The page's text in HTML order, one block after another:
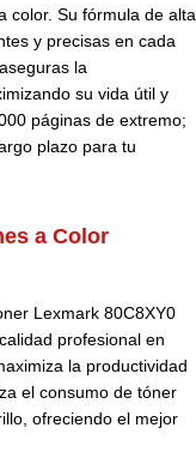
color. Su fórmula de alta
y precisas en cada
la
su vida útil y
páginas de extremo;
plazo para tu
a Color
Lexmark 80C8XY0
profesional en
la productividad
el consumo de tóner
ofreciendo el mejor